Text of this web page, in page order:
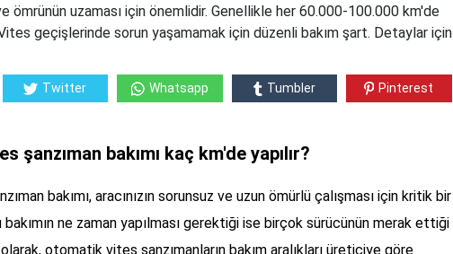
ömrünün uzaması için önemlidir. Genellikle her 60.000-100.000 km'de
Vites geçişlerinde sorun yaşamamak için düzenli bakım şart. Detaylar için
Twitter Whatsapp Tumbler Pinterest
şanzıman bakımı kaç km'de yapılır?
bakımı, aracınızın sorunsuz ve uzun ömürlü çalışması için kritik bir
ne zaman yapılması gerektiği ise birçok sürücünün merak ettiği
otomatik vites şanzımanların bakım aralıkları üreticiye göre